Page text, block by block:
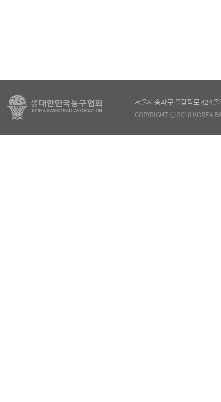
서울시 송파구 올림픽로 424
COPYRIGHT ⓒ 2018 KOREA